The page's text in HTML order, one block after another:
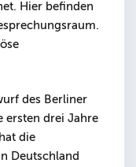
Hier befinden
des Berliner
ersten drei Jahre
die
Deutschland